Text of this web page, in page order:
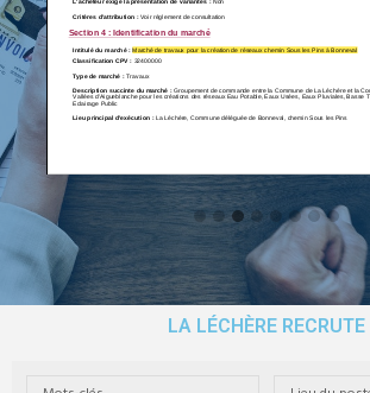
LA LÉCHÈRE RECRUTE